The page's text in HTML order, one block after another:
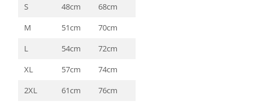
S 48cm
68cm
M
51cm
70cm
L
54cm
72cm
XL
57cm
74cm
2XL
61cm 76cm